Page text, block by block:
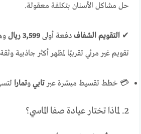
حل مشاكل الأسنان بتكلفة معقولة.
✔التقويم الشفاف دفعة أولى3,599 ريال
تقويم غير مرئي تقريبًا لمظهر أكثر جاذبية
💳 خطط تقسيط ميسّرة عبرتابي وتمارا
2. لماذا تختار عيادة صفا الماسي؟